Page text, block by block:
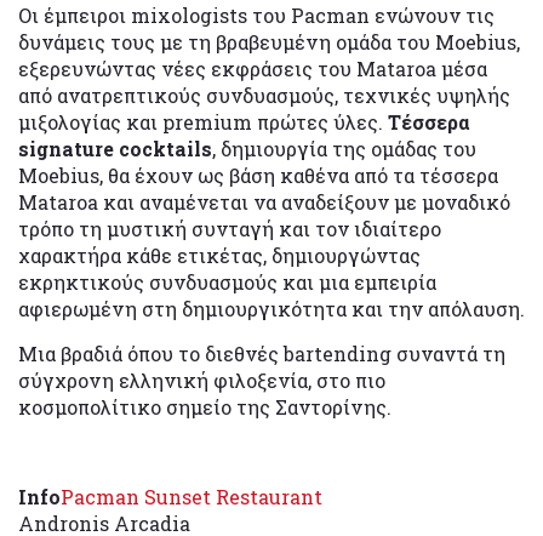
Οι έμπειροι mixologists του Pacman ενώνουν τις
δυνάμεις τους με τη βραβευμένη ομάδα του Moebius,
εξερευνώντας νέες εκφράσεις του Mataroa μέσα
από ανατρεπτικούς συνδυασμούς, τεχνικές υψηλής
μιξολογίας και premium πρώτες ύλες. Τέσσερα
signature cocktails, δημιουργία της ομάδας του
Moebius, θα έχουν ως βάση καθένα από τα τέσσερα
Mataroa και αναμένεται να αναδείξουν με μοναδικό
τρόπο τη μυστική συνταγή και τον ιδιαίτερο
χαρακτήρα κάθε ετικέτας, δημιουργώντας
εκρηκτικούς συνδυασμούς και μια εμπειρία
αφιερωμένη στη δημιουργικότητα και την απόλαυση.
Μια βραδιά όπου το διεθνές bartending συναντά τη
σύγχρονη ελληνική φιλοξενία, στο πιο
κοσμοπολίτικο σημείο της Σαντορίνης.
InfoPacman Sunset Restaurant
Andronis Arcadia